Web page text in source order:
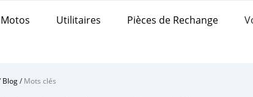
Motos Utilitaires Pièces de Rechange
Blog/Mots clés